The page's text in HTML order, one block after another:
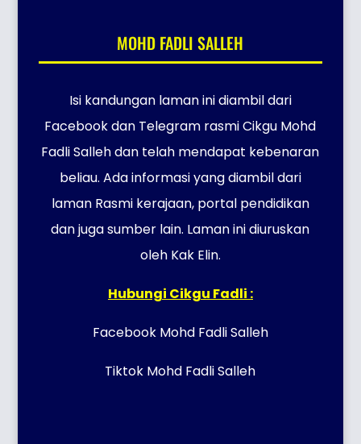
MOHD FADLI SALLEH
Isi kandungan laman ini diambil dari
Facebook dan Telegram rasmi Cikgu Mohd
Fadli Salleh dan telah mendapat kebenaran
beliau. Ada informasi yang diambil dari
laman Rasmi kerajaan, portal pendidikan
dan juga sumber lain. Laman ini diuruskan
oleh Kak Elin.
Hubungi Cikgu Fadli :
Facebook Mohd Fadli Salleh
Tiktok Mohd Fadli Salleh